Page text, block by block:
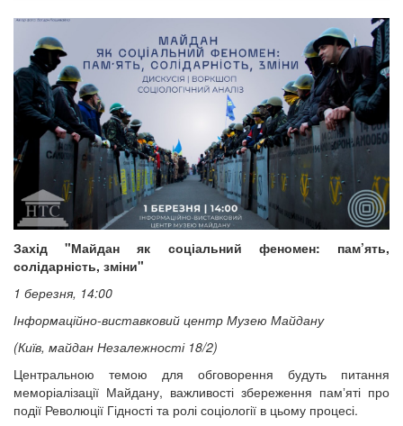
Захід "Майдан як соціальний феномен: пам’ять,
солідарність, зміни"
1 березня, 14:00
Інформаційно-виставковий центр Музею Майдану
(Київ, майдан Незалежності 18/2)
Центральною темою для обговорення будуть питання
меморіалізації Майдану, важливості збереження памʼяті про
події Революції Гідності та ролі соціології в цьому процесі.